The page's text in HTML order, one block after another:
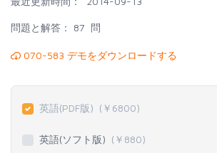
問題と解答： 87 問
070-583 デモをダウンロードする
英語(PDF版) (￥ 6800)
英語(ソフト版) (￥ 880)